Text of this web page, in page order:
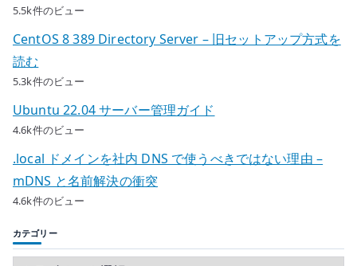
5.5k件のビュー
CentOS 8 389 Directory Server – 旧セットアップ方式を
読む
5.3k件のビュー
Ubuntu 22.04 サーバー管理ガイド
4.6k件のビュー
.local ドメインを社内 DNS で使うべきではない理由 –
mDNS と名前解決の衝突
4.6k件のビュー
カテゴリー